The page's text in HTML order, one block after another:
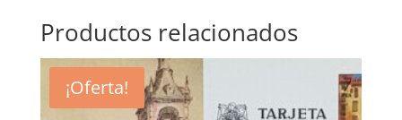
Productos relacionados
¡Oferta!